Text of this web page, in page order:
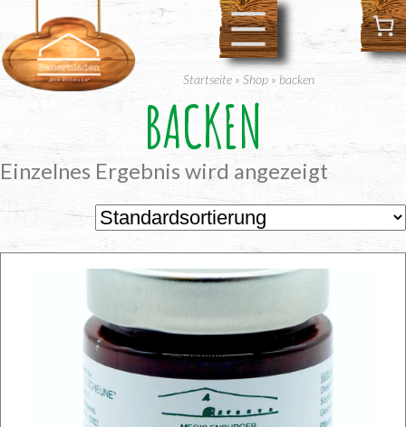
Inhalt
springen
Startseite» Shop» backen
BACKEN
Einzelnes Ergebnis wird angezeigt